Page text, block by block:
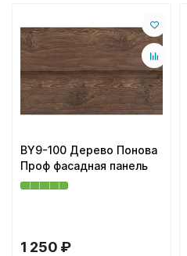
BY9-100 Дерево Понова
Проф фасадная панель
1 250 ₽